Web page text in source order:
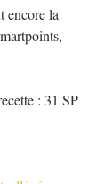
encore la
: 31 SP